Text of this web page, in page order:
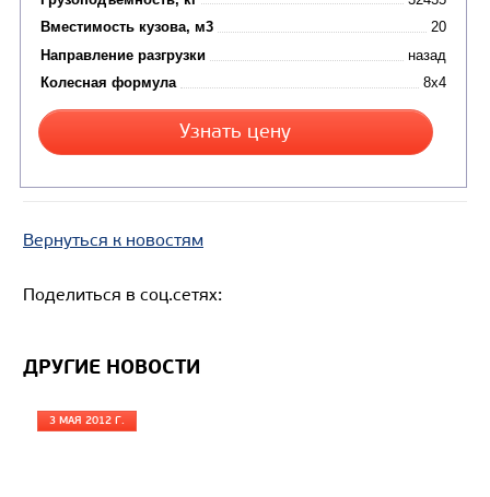
Производитель
Грузоподъемность, кг
Вместимость кузова, м3
Вернуться к новостям
Поделиться в соц.сетях:
ДРУГИЕ НОВОСТИ
3 МАЯ 2012 Г.